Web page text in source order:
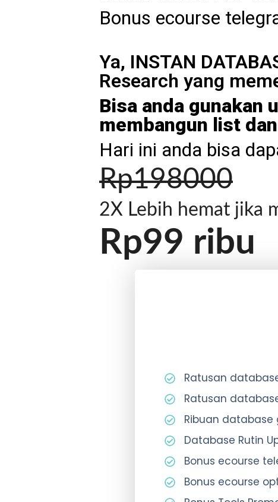
Bonus ecourse
Ya, INSTAN
Research yang
Bisa anda gunakan
membangun list
Hari ini anda bisa
Rp198000
2X Lebih hemat jika
Rp99 ribu
Ratusan
Ratusan
Ribuan
Database Rutin
Bonus ecourse
Bonus ecourse